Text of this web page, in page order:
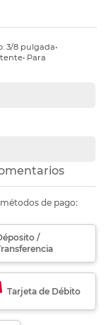
3/8 pulgada•
Para
de pago:
/
Tarjeta de Débito